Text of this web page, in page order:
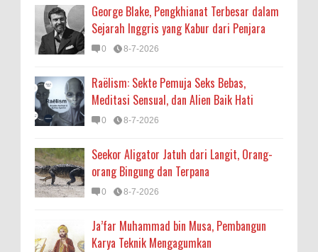
George Blake, Pengkhianat Terbesar dalam
Sejarah Inggris yang Kabur dari Penjara
0 8-7-2026
Raëlism: Sekte Pemuja Seks Bebas,
Meditasi Sensual, dan Alien Baik Hati
0 8-7-2026
Seekor Aligator Jatuh dari Langit, Orang-
orang Bingung dan Terpana
0 8-7-2026
Ja’far Muhammad bin Musa, Pembangun
Karya Teknik Mengagumkan